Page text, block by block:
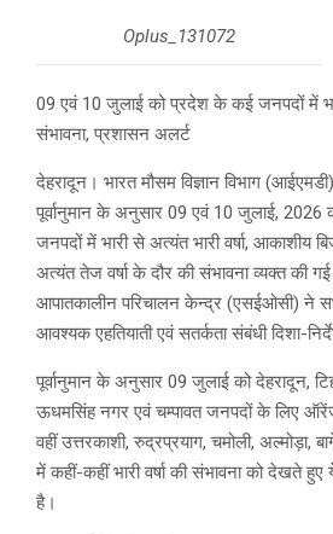
Oplus_131072
09 एवं 10 जुलाई को प्रदेश के कई जनपदों में
संभावना, प्रशासन अलर्ट
देहरादून। भारत मौसम विज्ञान विभाग
पूर्वानुमान के अनुसार 09 एवं 10 जुलाई, 2026
जनपदों में भारी से अत्यंत भारी वर्षा,
अत्यंत तेज वर्षा के दौर की संभावना व्यक्त की
आपातकालीन परिचालन केन्द्र (एसईओसी) ने
आवश्यक एहतियाती एवं सतर्कता संबंधी दिशा-
पूर्वानुमान के अनुसार 09 जुलाई को देहरादून,
ऊधमसिंह नगर एवं चम्पावत जनपदों के लिए
वहीं उत्तरकाशी, रुद्रप्रयाग, चमोली, अल्मोड़ा,
में कहीं-कहीं भारी वर्षा की संभावना को देखते हुए
है।